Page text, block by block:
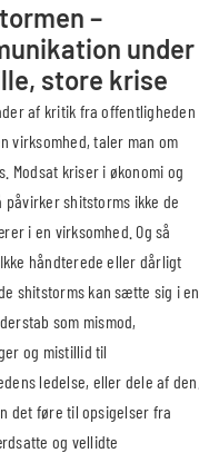
–
under
store krise
af kritik fra offentligheden
virksomhed, taler man om
Modsat kriser i økonomi og
påvirker shitstorms ikke de
i en virksomhed. Og så
håndterede eller dårligt
shitstorms kan sætte sig i en
som mismod,
og mistillid til
ledelse, eller dele af den.
det føre til opsigelser fra
og vellidte